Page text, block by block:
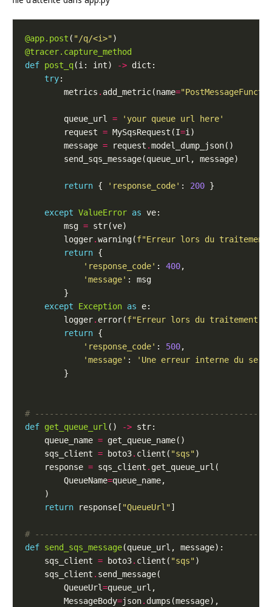
@app.post ( "/q/<i>"
@tracer.capture_method
def post_q(i: int) ->
try
        metrics
. add_metric(name=
        queue_url
=
'your queue url here'
        request
= MySqsRequest(I=
        message
= request .
return { 'response_code' : 200
except ValueError as
        msg
=
        logger
.warning(f"Erreur lors du traitement
return
'response_code' : 400
'message'
except
Exception as
        logger
. error(f"Erreur lors du traitement
return
'response_code' : 500
'message' :
'Une erreur interne du
#
def get_queue_url () ->
    queue_name
=
    sqs_client
= boto3. client( "sqs"
    response
= sqs_client .
        QueueName
=
return response[ "QueueUrl"
#
def send_sqs_message
    sqs_client
= boto3. client( "sqs"
    sqs_client
.
        QueueUrl
=
        MessageBody
=json.